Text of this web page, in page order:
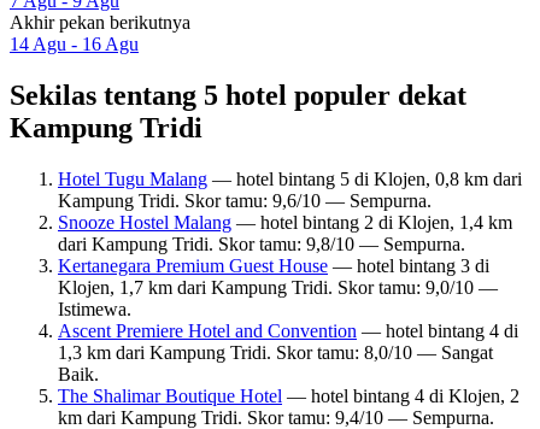
Akhir pekan berikutnya
14 Agu - 16 Agu
Sekilas tentang 5 hotel populer dekat
Kampung Tridi
Hotel Tugu Malang — hotel bintang 5 di Klojen, 0,8 km dari
Kampung Tridi. Skor tamu: 9,6/10 — Sempurna.
Snooze Hostel Malang — hotel bintang 2 di Klojen, 1,4 km
dari Kampung Tridi. Skor tamu: 9,8/10 — Sempurna.
Kertanegara Premium Guest House — hotel bintang 3 di
Klojen, 1,7 km dari Kampung Tridi. Skor tamu: 9,0/10 —
Istimewa.
Ascent Premiere Hotel and Convention — hotel bintang 4 di
1,3 km dari Kampung Tridi. Skor tamu: 8,0/10 — Sangat
Baik.
The Shalimar Boutique Hotel — hotel bintang 4 di Klojen, 2
km dari Kampung Tridi. Skor tamu: 9,4/10 — Sempurna.